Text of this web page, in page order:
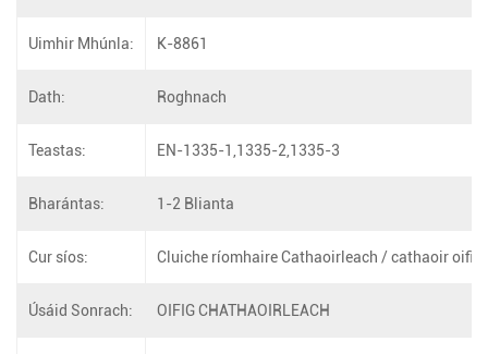
Uimhir Mhúnla: K-8861
Dath: Roghnach
Teastas: EN-1335-1,1335-2,1335-3
Bharántas: 1-2 Blianta
Cur síos: Cluiche ríomhaire Cathaoirleach / cathaoir
Úsáid Sonrach: OIFIG CHATHAOIRLEACH